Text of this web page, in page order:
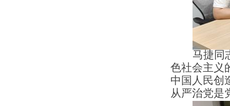
马捷同
色社会主义
中国人民创
从严治党是